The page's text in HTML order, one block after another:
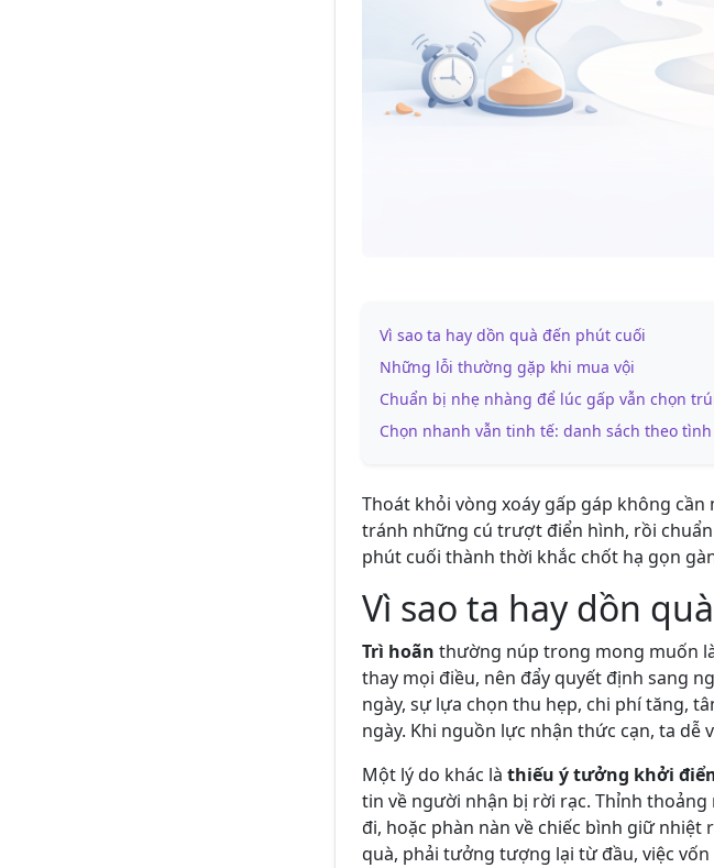
Vì sao ta hay dồn quà đến phút cuối
Những lỗi thường gặp khi mua vội
Chuẩn bị nhẹ nhàng để lúc gấp vẫn chọn
Chọn nhanh vẫn tinh tế: danh sách theo
Thoát khỏi vòng xoáy gấp gáp không
tránh những cú trượt điển hình, rồi
phút cuối thành thời khắc chốt hạ gọn
Vì sao ta hay dồn
Trì hoãn thường núp trong mong muốn
thay mọi điều, nên đẩy quyết định sang
ngày, sự lựa chọn thu hẹp, chi phí tăng,
ngày. Khi nguồn lực nhận thức cạn, ta dễ
Một lý do khác là thiếu ý tưởng khởi
tin về người nhận bị rời rạc. Thỉnh
đi, hoặc phàn nàn về chiếc bình giữ
quà, phải tưởng tượng lại từ đầu, việc